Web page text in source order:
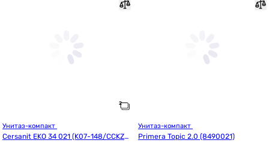
Cersanit EKO 34 021 (K07-148/CCKZ1
Primera Topic 2.0 (8490021)